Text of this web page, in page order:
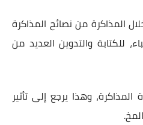
المذاكرة من نصائح المذاكرة
للكتابة والتدوين العديد من
وهذا يرجع إلى تأثير